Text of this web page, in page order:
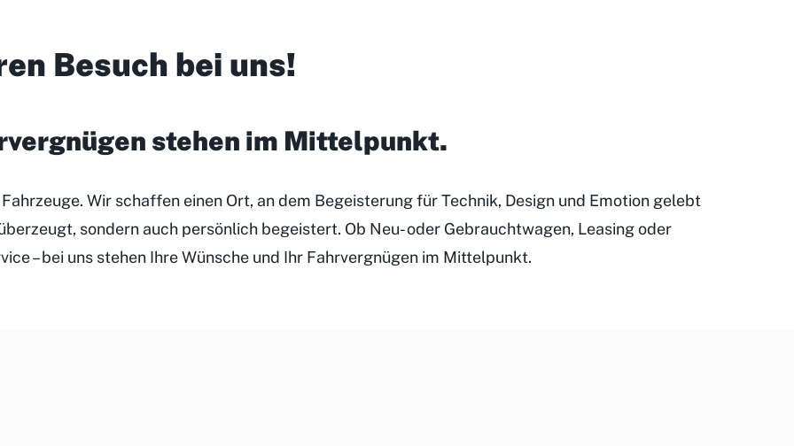
Besuch bei uns!
stehen im Mittelpunkt.
Wir schaffen einen Ort, an dem Begeisterung für Technik, Design und Emotion gelebt
sondern auch persönlich begeistert. Ob Neu- oder Gebrauchtwagen, Leasing oder
– bei uns stehen Ihre Wünsche und Ihr Fahrvergnügen im Mittelpunkt.